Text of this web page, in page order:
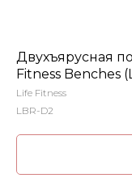
Двухъярусная
Fitness Benches
Life Fitness
LBR-D2